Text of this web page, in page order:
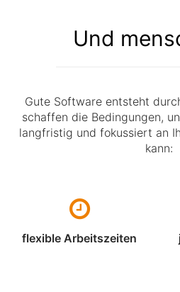
Und
Gute Software entsteht
schaffen die Bedingungen,
langfristig und fokussiert an
kann:
flexible Arbeitszeiten